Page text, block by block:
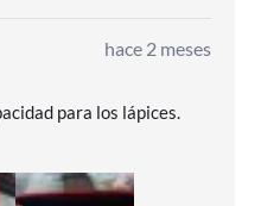
hace 2 meses
para los lápices.